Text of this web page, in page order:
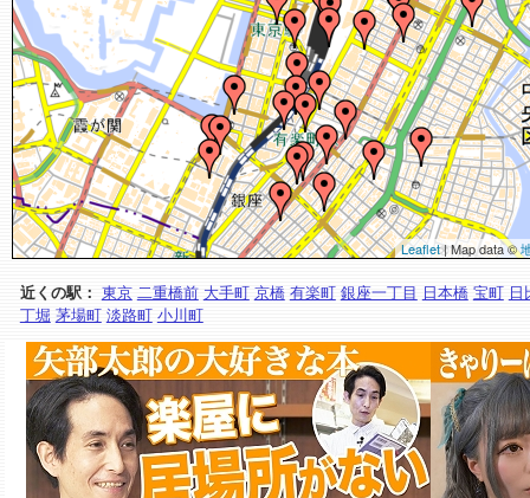
Leaflet| Map data ©
近くの駅： 東京 二重橋前 大手町 京橋 有楽町 銀座一丁目 日本橋 宝町 日
丁堀 茅場町 淡路町 小川町